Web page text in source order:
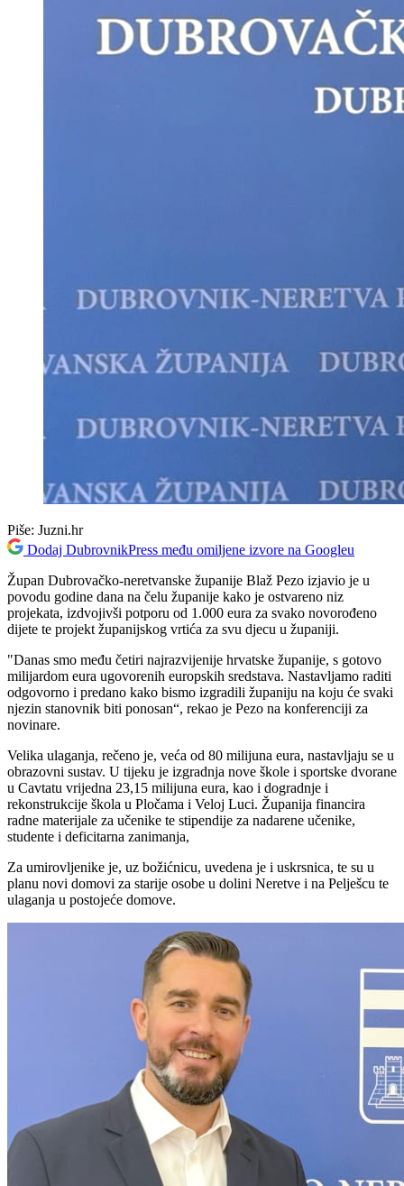
Piše: Juzni.hr
Dodaj DubrovnikPress među omiljene izvore na Googleu
Župan Dubrovačko-neretvanske županije Blaž Pezo izjavio je u
povodu godine dana na čelu županije kako je ostvareno niz
projekata, izdvojivši potporu od 1.000 eura za svako novorođeno
dijete te projekt županijskog vrtića za svu djecu u županiji.
"Danas smo među četiri najrazvijenije hrvatske županije, s gotovo
milijardom eura ugovorenih europskih sredstava. Nastavljamo raditi
odgovorno i predano kako bismo izgradili županiju na koju će svaki
njezin stanovnik biti ponosan“, rekao je Pezo na konferenciji za
novinare.
Velika ulaganja, rečeno je, veća od 80 milijuna eura, nastavljaju se u
obrazovni sustav. U tijeku je izgradnja nove škole i sportske dvorane
u Cavtatu vrijedna 23,15 milijuna eura, kao i dogradnje i
rekonstrukcije škola u Pločama i Veloj Luci. Županija financira
radne materijale za učenike te stipendije za nadarene učenike,
studente i deficitarna zanimanja,
Za umirovljenike je, uz božićnicu, uvedena je i uskrsnica, te su u
planu novi domovi za starije osobe u dolini Neretve i na Pelješcu te
ulaganja u postojeće domove.